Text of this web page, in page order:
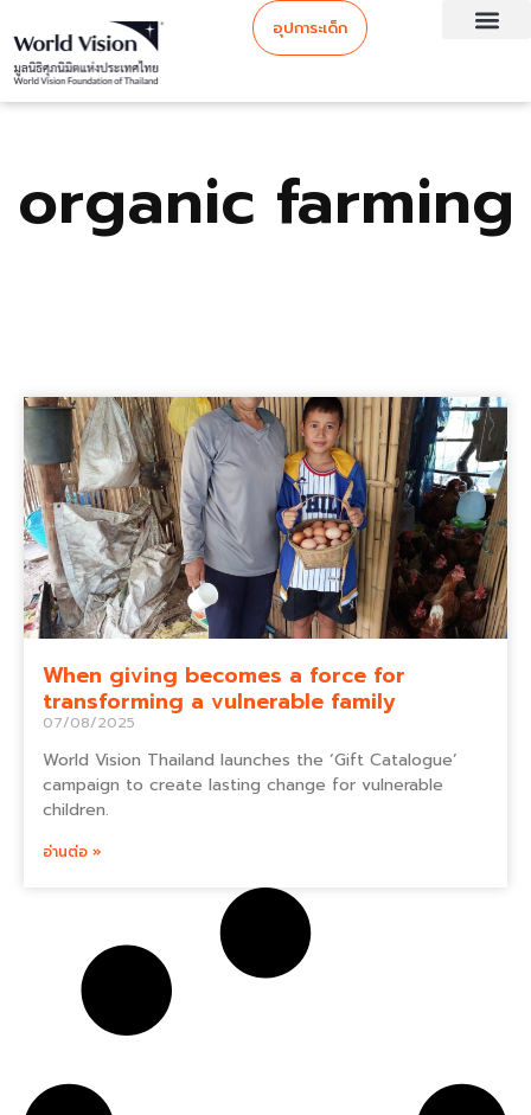
อุปการะเด็ก
organic farming
When giving becomes a force for
transforming a vulnerable family
07/08/2025
World Vision Thailand launches the ‘Gift Catalogue’
campaign to create lasting change for vulnerable
children.
อ่านต่อ »